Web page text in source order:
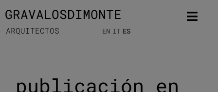
GRAVALOSDIMONTE
ARQUITECTOS EN IT ES
publicación en